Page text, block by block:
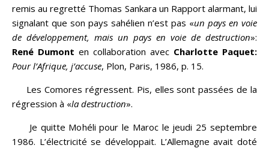
remis au regretté Thomas Sankara un Rapport alarmant, lui
signalant que son pays sahélien n’est pas «un pays en voie
de développement, mais un pays en voie de destruction»:
René Dumont en collaboration avec Charlotte Paquet:
Pour l’Afrique, j’accuse, Plon, Paris, 1986, p. 15.
Les Comores régressent. Pis, elles sont passées de la
régression à «la destruction».
Je quitte Mohéli pour le Maroc le jeudi 25 septembre
1986. L’électricité se développait. L’Allemagne avait doté